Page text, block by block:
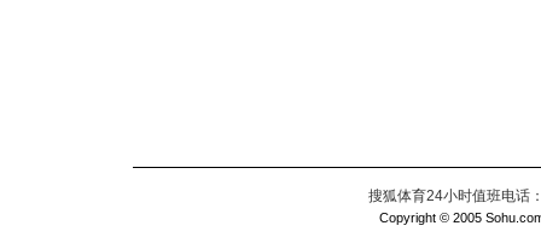
搜狐体育24小时值班电话
Copyright © 2005